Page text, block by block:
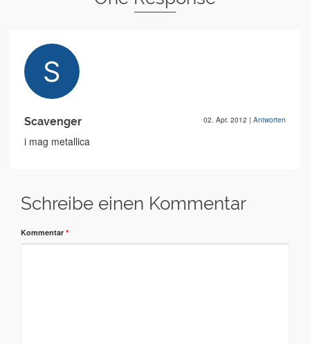
Scavenger 02. Apr. 2012 | Antworten
i mag metallica
Schreibe einen Kommentar
Kommentar *